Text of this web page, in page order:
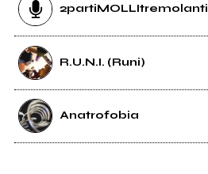
2partiMOLLItremolanti
R.U.N.I. (Runi)
Anatrofobia